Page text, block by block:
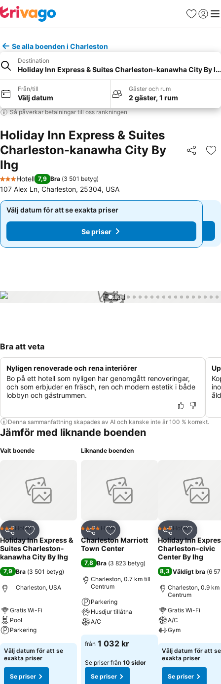
Favoriter
Logga
Se alla boenden i Charleston
Destination
Holiday Inn Express & Suites Charleston-kanawha City By
Från/till
Välj datum
Gäster och rum
2 gäster, 1 rum
Så påverkar betalningar till oss rankningen
Holiday Inn Express & Suites
Charleston-kanawha City By
Ihg
Dela
3 Stjärnor
Hotell 7,9 Bra (3 501 betyg)
107 Alex Ln, Charleston, 25304, USA
Välj datum för att se exakta priser
Se priser
Välj datum för att se exakta priser
Se priser
1 / 52
Bra att veta
Nyligen renoverade och rena interiörer
Bo på ett hotell som nyligen har genomgått renoveringar,
och som erbjuder en fräsch, ren och modern estetik i både
lobbyn och gästrummen.
Denna sammanfattning skapades av AI och kanske inte är 100 % korrekt.
Jämför med liknande boenden
Valt boende
Dela Lägg till i Mina Favoriter
3 Stjärnor
Hotell
Holiday Inn Express &
Suites Charleston-
kanawha City By Ihg
7,9 Bra (3 501 betyg)
Charleston, USA
Gratis Wi-Fi
Pool
Parkering
Se priser
Välj datum för att se
exakta priser
Se priser
Liknande boenden
Dela Lägg till i Mina Favoriter
4 StjärnorHotell
Charleston Marriott
Town Center
7,8 Bra (3 823 betyg)
Charleston, 0.7 km till
Centrum
Parkering
Husdjur tillåtna
A/C
Se priser
från 1 032 kr
Se priser från 10 sidor
Se priser
Dela Lägg till
3 Stjärnor
Hotell
Holiday Inn
Charleston-civic
Center By Ihg
8,3 Väldigt bra (6
Charleston, 0.9
Centrum
Gratis Wi-Fi
A/C
Gym
Se priser
Välj datum för att se
exakta priser
Se priser